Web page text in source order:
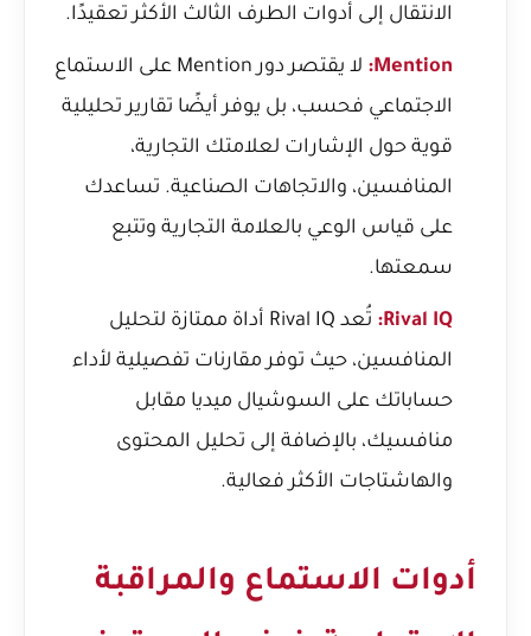
الانتقال إلى أدوات الطرف الثالث الأكثر تعقيدًا.
Mention:
لا يقتصر دور Mention على الاستماع
الاجتماعي فحسب، بل يوفر أيضًا تقارير تحليلية
قوية حول الإشارات لعلامتك التجارية،
المنافسين، والاتجاهات الصناعية. تساعدك
على قياس الوعي بالعلامة التجارية وتتبع
سمعتها.
Rival IQ:
تُعد Rival IQ أداة ممتازة لتحليل
المنافسين، حيث توفر مقارنات تفصيلية لأداء
حساباتك على السوشيال ميديا مقابل
منافسيك، بالإضافة إلى تحليل المحتوى
والهاشتاجات الأكثر فعالية.
أدوات الاستماع والمراقبة